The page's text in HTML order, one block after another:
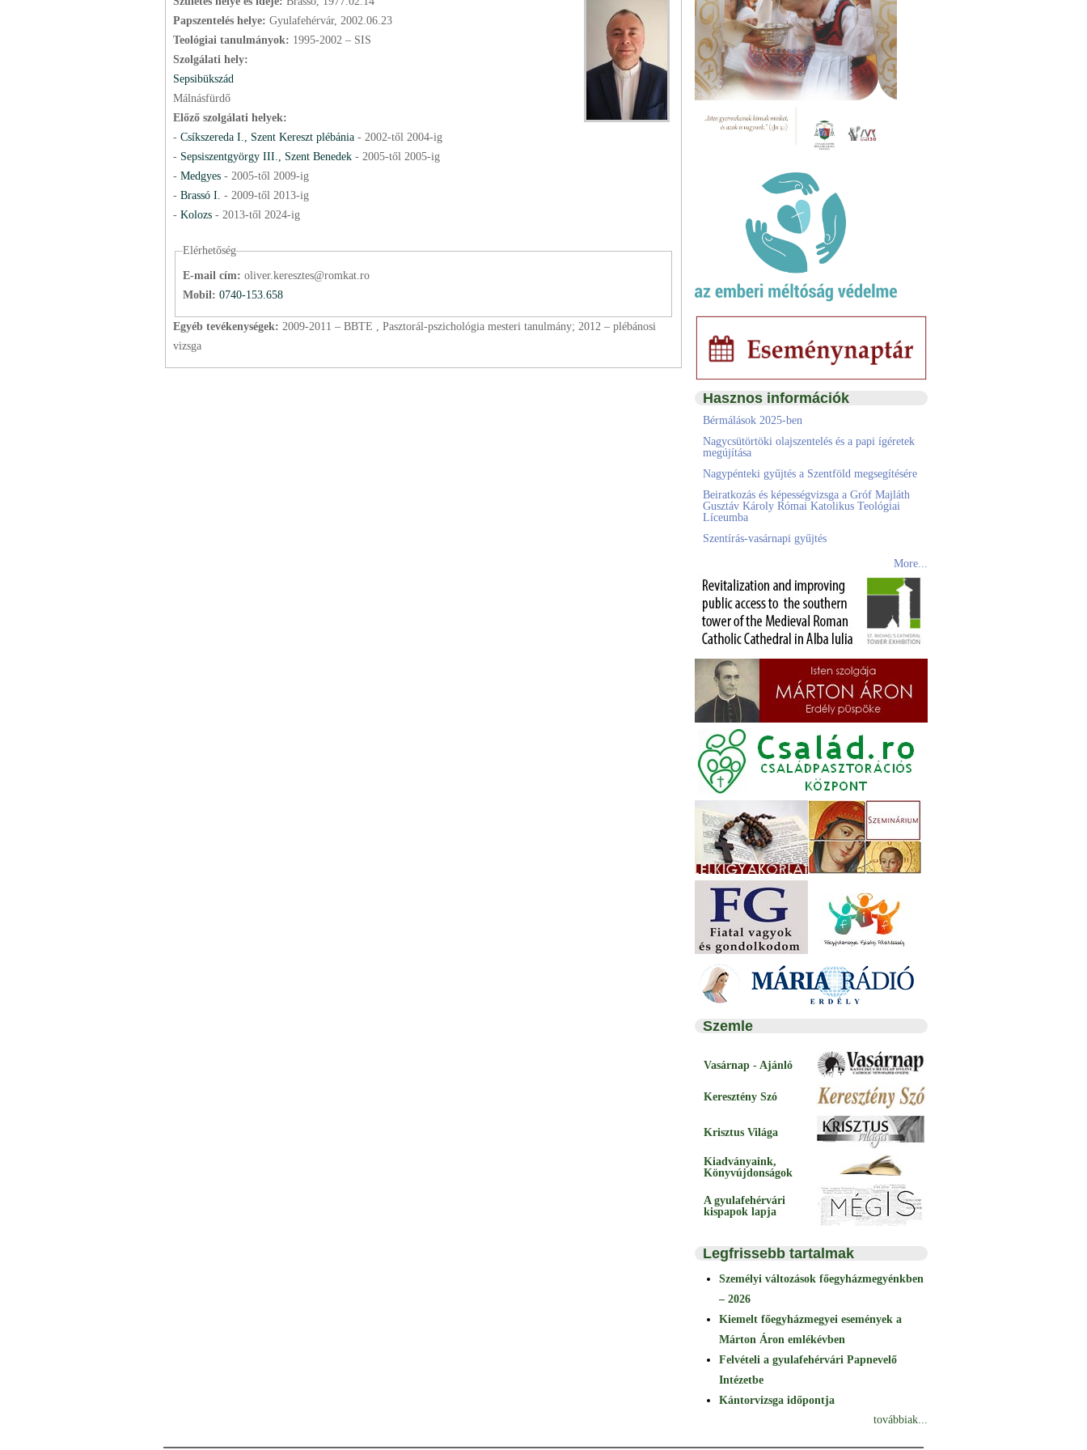
Papszentelés helye: Gyulafehérvár, 2002.06.23
Teológiai tanulmányok: 1995-2002 – SIS
Szolgálati hely:
Sepsibükszád
Málnásfürdő
Előző szolgálati helyek:
- Csíkszereda I., Szent Kereszt plébánia- 2002-től 2004-ig
- Sepsiszentgyörgy III., Szent Benedek - 2005-től 2005-ig
- Medgyes - 2005-től 2009-ig
- Brassó I. - 2009-től 2013-ig
- Kolozs - 2013-től 2024-ig
Elérhetőség
E-mail cím: oliver.keresztes@romkat.ro
Mobil: 0740-153.658
Egyéb tevékenységek: 2009-2011 – BBTE , Pasztorál-pszichológia mesteri tanulmány; 2012 – plébánosi
vizsga
Hasznos információk
Bérmálások 2025-ben
Nagycsütörtöki olajszentelés és a papi ígéretek
megújítása
Nagypénteki gyűjtés a Szentföld megsegítésére
Beiratkozás és képességvizsga a Gróf Majláth
Gusztáv Károly Római Katolikus Teológiai
Líceumba
Szentírás-vasárnapi gyűjtés
More...
Szemle
Vasárnap - Ajánló
Keresztény Szó
Krisztus Világa
Kiadványaink,
Könyvújdonságok
A gyulafehérvári
kispapok lapja
Legfrissebb tartalmak
Személyi változások főegyházmegyénkben
– 2026
Kiemelt főegyházmegyei események a
Márton Áron emlékévben
Felvételi a gyulafehérvári Papnevelő
Intézetbe
Kántorvizsga időpontja
továbbiak...